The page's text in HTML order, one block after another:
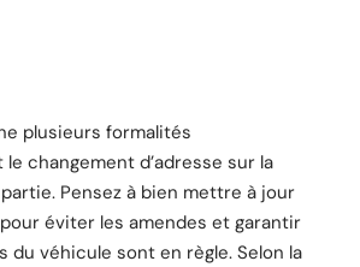
plusieurs formalités
changement d’adresse sur la
Pensez à bien mettre à jour
éviter les amendes et garantir
du véhicule sont en règle. Selon la